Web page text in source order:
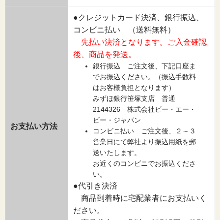
お支払い方法
●クレジットカード決済、銀行振込、
コンビニ払い （送料無料）
先払い決済となります。ご入金確認
後、商品を発送。
銀行振込 ご注文後、下記口座ま
でお振込ください。（振込手数料
はお客様負担となります）
みずほ銀行笹塚支店 普通
2144326 株式会社ビー・エー・
ビー・ジャパン
コンビニ払い ご注文後、２～３
営業日にて弊社より振込用紙を郵
送いたします。
お近くのコンビニでお振込くださ
い。
●代引き決済
商品到着時に宅配業者にお支払いく
ださい。